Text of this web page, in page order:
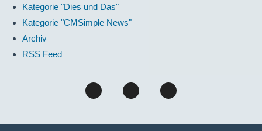
Kategorie "Dies und Das"
Kategorie "CMSimple News"
Archiv
RSS Feed